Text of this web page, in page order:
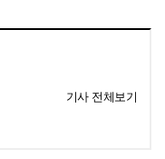
기사 전체보기